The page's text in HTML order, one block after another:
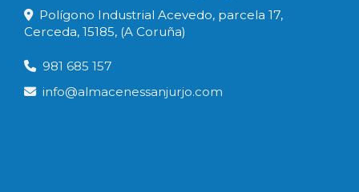
Polígono Industrial Acevedo, parcela 17,
Cerceda, 15185, (A Coruña)
981 685 157
info
almacenessanjurjo.com